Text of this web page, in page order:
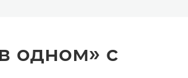
одном» с